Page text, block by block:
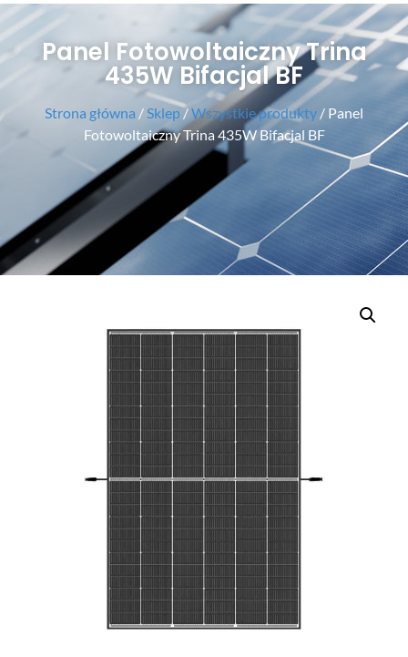
Panel Fotowoltaiczny Trina
435W Bifacjal BF
Strona główna / Sklep/Wszystkie produkty / Panel
Fotowoltaiczny Trina 435W Bifacjal BF